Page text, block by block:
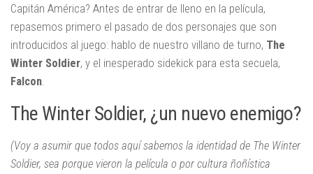
Capitán América? Antes de entrar de lleno en la película,
repasemos primero el pasado de dos personajes que son
introducidos al juego: hablo de nuestro villano de turno, The
Winter Soldier, y el inesperado sidekick para esta secuela,
Falcon
The Winter Soldier, ¿un nuevo enemigo?
(Voy a asumir que todos aquí sabemos la identidad de The Winter
Soldier, sea porque vieron la película o por cultura ñoñística